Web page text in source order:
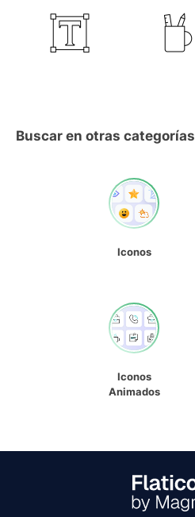
Buscar en otras categorías
Iconos
Iconos
Animados